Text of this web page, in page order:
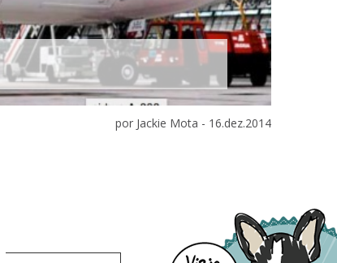
por Jackie Mota - 16.dez.2014